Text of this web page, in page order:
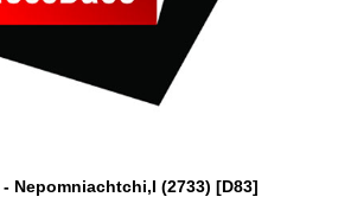
Nepomniachtchi,I (2733) [D83]